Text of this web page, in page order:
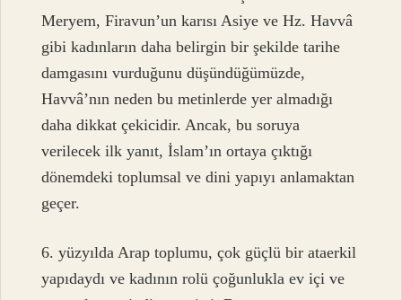
Meryem, Firavun’un karısı Asiye ve Hz. Havvâ
gibi kadınların daha belirgin bir şekilde tarihe
damgasını vurduğunu düşündüğümüzde,
Havvâ’nın neden bu metinlerde yer almadığı
daha dikkat çekicidir. Ancak, bu soruya
verilecek ilk yanıt, İslam’ın ortaya çıktığı
dönemdeki toplumsal ve dini yapıyı anlamaktan
geçer.
6. yüzyılda Arap toplumu, çok güçlü bir ataerkil
yapıdaydı ve kadının rolü çoğunlukla ev içi ve